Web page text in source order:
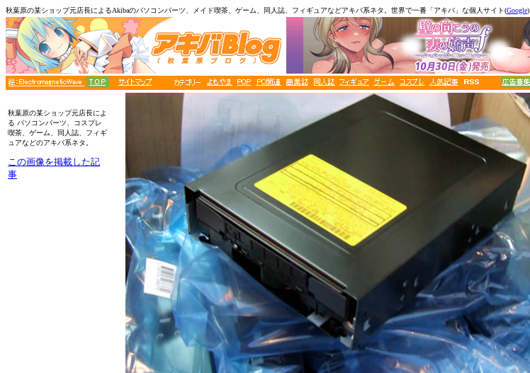
秋葉原の某ショップ元店長によるAkibaのパソコンパーツ、メイド喫茶、ゲーム、同人誌、フィギュアなどアキバ系ネタ。世界で一番「アキバ」な個人サイト(Google)
秋葉原の某ショップ元店長によ
る パソコンパーツ、コスプレ
喫茶、ゲーム、同人誌、フィギ
ュアなどのアキバ系ネタ。
この画像を掲載した記
事